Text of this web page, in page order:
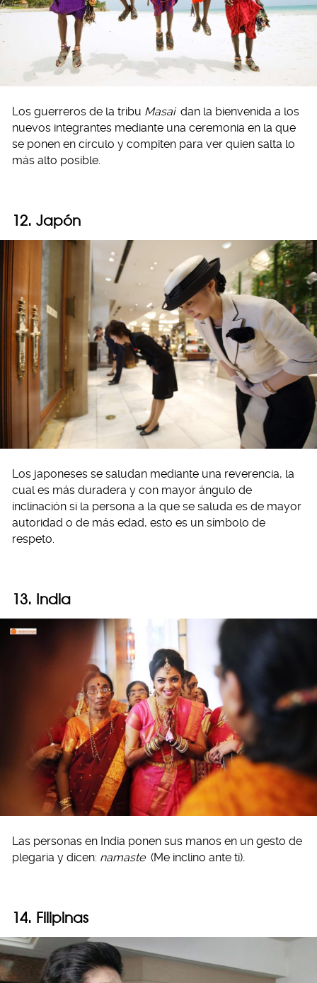
Los guerreros de la tribu Masai dan la bienvenida a los
nuevos integrantes mediante una ceremonia en la que
se ponen en círculo y compiten para ver quien salta lo
más alto posible.
12. Japón
Los japoneses se saludan mediante una reverencia, la
cual es más duradera y con mayor ángulo de
inclinación si la persona a la que se saluda es de mayor
autoridad o de más edad, esto es un símbolo de
respeto.
13. India
Las personas en India ponen sus manos en un gesto de
plegaria y dicen: namaste (Me inclino ante ti).
14. Filipinas